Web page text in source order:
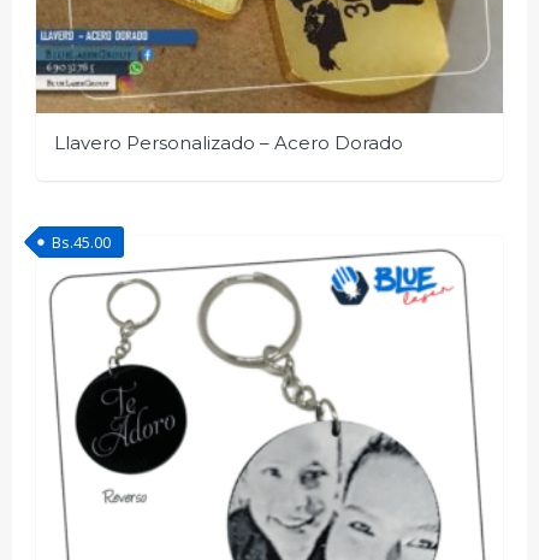
Llavero Personalizado – Acero Dorado
Bs.45.00